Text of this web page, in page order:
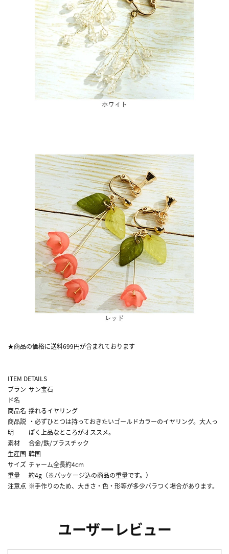
★商品の価格に送料699円が含まれております
ITEM DETAILS
ブラン
ド名
サン宝石
商品名 揺れるイヤリング
商品説
明
・必ずひとつは持っておきたいゴールドカラーのイヤリング。大人っ
ぽく上品なところがオススメ。
素材
合金/鉄/プラスチック
生産国 韓国
サイズ チャーム全長約4cm
重量
約4g（※パッケージ込の商品の重量です。）
注意点 ※手作りのため、大きさ・色・形等が多少バラつく場合があります。
ユーザーレビュー